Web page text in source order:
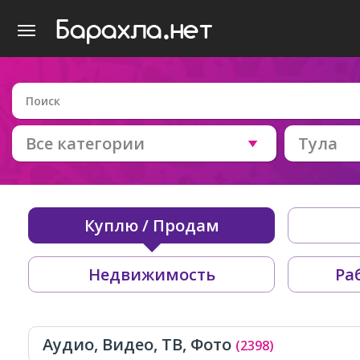
Все категории Тула
Куплю / Продам
Недвижимость
Аудио, Видео, ТВ, Фото (2398)